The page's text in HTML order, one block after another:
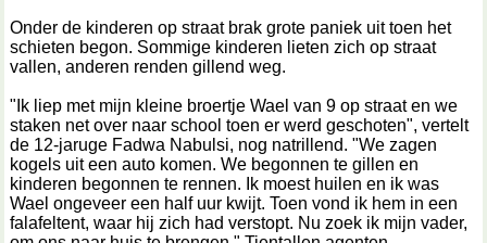
Onder de kinderen op straat brak grote paniek uit toen het
schieten begon. Sommige kinderen lieten zich op straat
vallen, anderen renden gillend weg.
"Ik liep met mijn kleine broertje Wael van 9 op straat en we
staken net over naar school toen er werd geschoten", vertelt
de 12-jaruge Fadwa Nabulsi, nog natrillend. "We zagen
kogels uit een auto komen. We begonnen te gillen en
kinderen begonnen te rennen. Ik moest huilen en ik was
Wael ongeveer een half uur kwijt. Toen vond ik hem in een
falafeltent, waar hij zich had verstopt. Nu zoek ik mijn vader,